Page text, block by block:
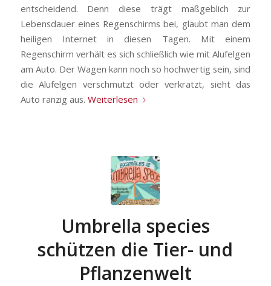
entscheidend. Denn diese trägt maßgeblich zur
Lebensdauer eines Regenschirms bei, glaubt man dem
heiligen Internet in diesen Tagen. Mit einem
Regenschirm verhält es sich schließlich wie mit Alufelgen
am Auto. Der Wagen kann noch so hochwertig sein, sind
die Alufelgen verschmutzt oder verkratzt, sieht das
Auto ranzig aus. Weiterlesen
Umbrella species
schützen die Tier- und
Pflanzenwelt